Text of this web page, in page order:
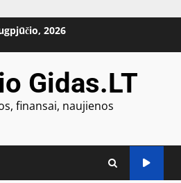
2026
Gidas.LT
finansai, naujienos